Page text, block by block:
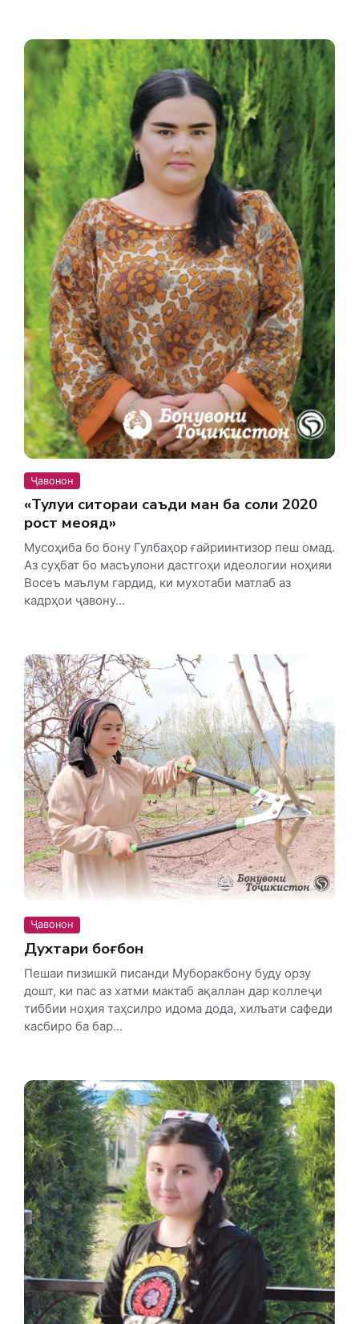
Ҷавонон
«Тулуи ситораи саъди ман ба соли 2020
рост меояд»
Мусоҳиба бо бону Гулбаҳор ғайриинтизор пеш омад.
Аз суҳбат бо масъулони дастгоҳи идеологии ноҳияи
Восеъ маълум гардид, ки мухотаби матлаб аз
кадрҳои ҷавону...
Ҷавонон
Духтари боғбон
Пешаи пизишкӣ писанди Муборакбону буду орзу
дошт, ки пас аз хатми мактаб ақаллан дар коллеҷи
тиббии ноҳия таҳсилро идома дода, хилъати сафеди
касбиро ба бар...